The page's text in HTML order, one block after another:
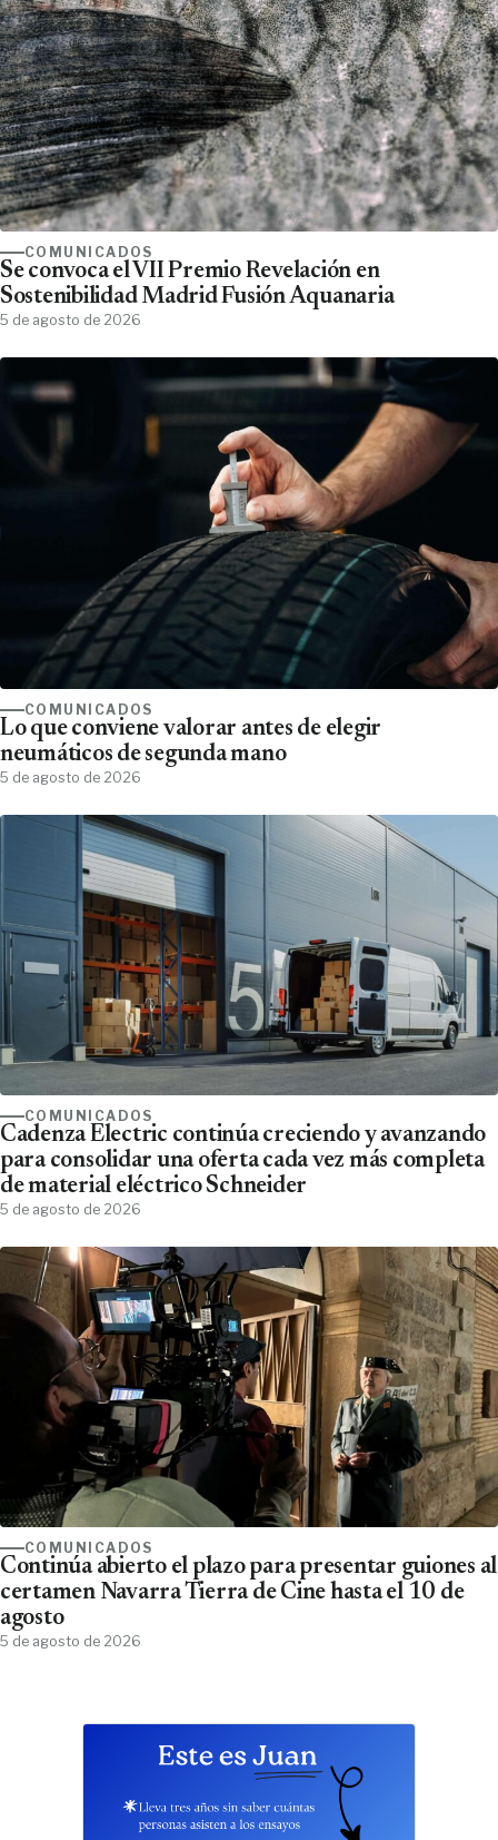
COMUNICADOS
Se convoca el VII Premio Revelación en
Sostenibilidad Madrid Fusión Aquanaria
5 de agosto de 2026
COMUNICADOS
Lo que conviene valorar antes de elegir
neumáticos de segunda mano
5 de agosto de 2026
COMUNICADOS
Cadenza Electric continúa creciendo y avanzando
para consolidar una oferta cada vez más completa
de material eléctrico Schneider
5 de agosto de 2026
COMUNICADOS
Continúa abierto el plazo para presentar guiones al
certamen Navarra Tierra de Cine hasta el 10 de
agosto
5 de agosto de 2026